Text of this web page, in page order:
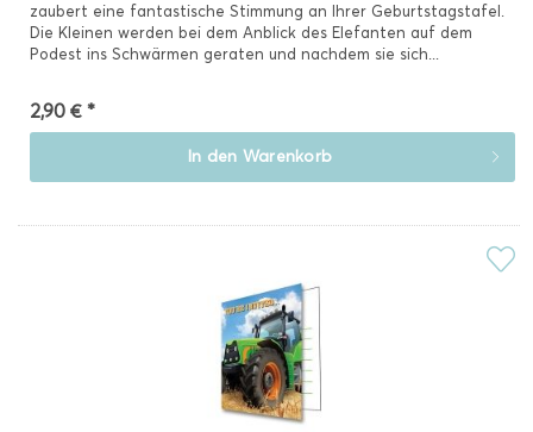
zaubert eine fantastische Stimmung an Ihrer Geburtstagstafel.
Die Kleinen werden bei dem Anblick des Elefanten auf dem
Podest ins Schwärmen geraten und nachdem sie sich...
2,90 € *
In den Warenkorb